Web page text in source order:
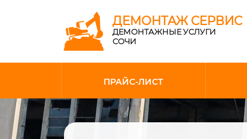
ДЕМОНТАЖ СЕРВИС
ДЕМОНТАЖНЫЕ УСЛУГИ
СОЧИ
ПРАЙС-ЛИСТ